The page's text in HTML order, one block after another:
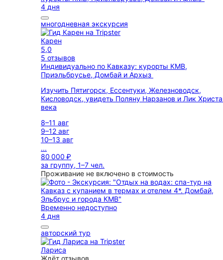
4 дня
многодневная экскурсия
Карен
5,0
5 отзывов
Индивидуально по Кавказу: курорты КМВ,
Приэльбрусье, Домбай и Архыз
Изучить Пятигорск, Ессентуки, Железноводск,
Кисловодск, увидеть Поляну Нарзанов и Лик
века
8–11 авг
9–12 авг
10–13 авг
...
80 000 ₽
за группу, 1–7 чел.
Проживание не включено в стоимость
Временно недоступно
4 дня
авторский тур
Лариса
Ждёт отзывов